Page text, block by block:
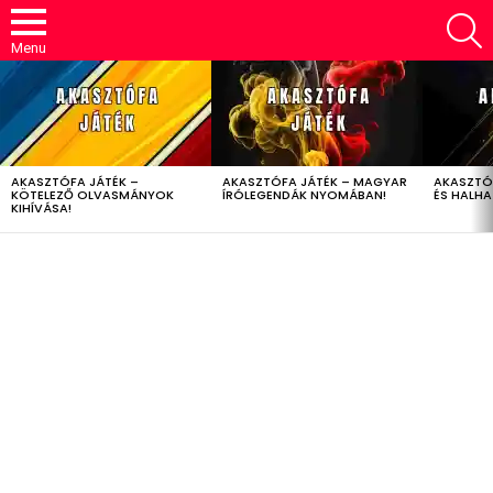
Menu
LATEST
STORIES
AKASZTÓFA JÁTÉK –
KÖTELEZŐ OLVASMÁNYOK
KIHÍVÁSA!
AKASZTÓFA JÁTÉK – MAGYAR
ÍRÓLEGENDÁK NYOMÁBAN! ÉS